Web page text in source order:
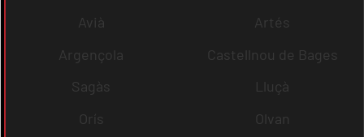
Avià
Artés
Argençola
Castellnou de Bages
Sagàs
Lluçà
Orís
Olvan